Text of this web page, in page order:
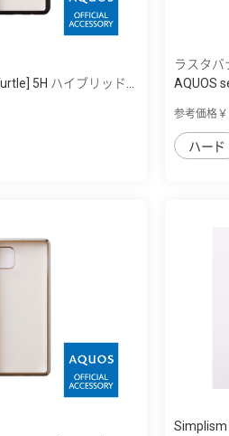
5H ハイブリッド...
ラスタバ
AQUOS
参考価格
ハード
Simplism